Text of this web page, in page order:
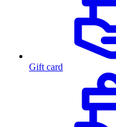
Gift card